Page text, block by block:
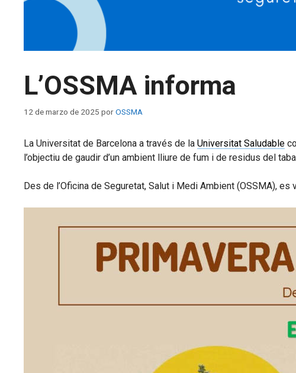
L’OSSMA informa
12 de marzo de 2025 porOSSMA
La Universitat de Barcelona a través de la Universitat Saludable
l’objectiu de gaudir d’un ambient lliure de fum i de residus del
Des de l’Oficina de Seguretat, Salut i Medi Ambient (OSSMA),